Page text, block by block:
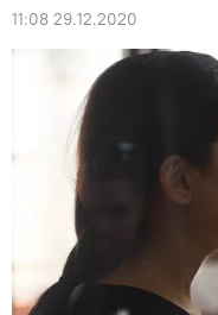
11:08 29.12.2020